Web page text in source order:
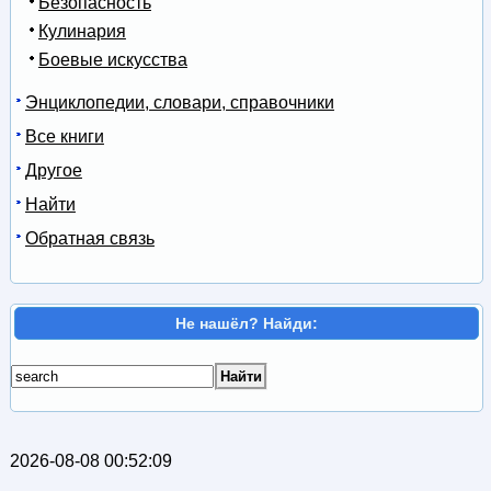
Кулинария
Боевые искусства
Энциклопедии, словари, справочники
Все книги
Другое
Найти
Обратная связь
Не нашёл? Найди:
2026-08-08 00:52:09